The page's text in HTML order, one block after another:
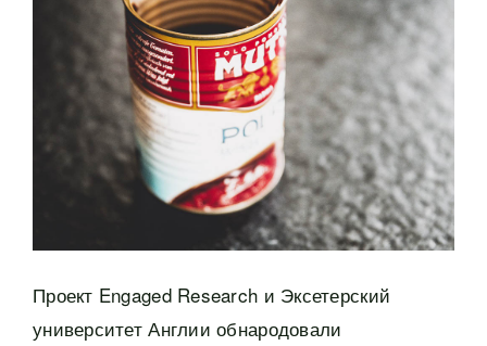
Проект Engaged Research и Эксетерский
университет Англии обнародовали